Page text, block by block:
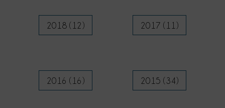
2018 (12) 2017 (11)
2016 (16) 2015 (34)